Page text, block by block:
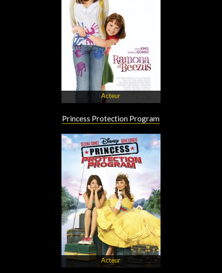
Acteur
Princess Protection Program
Acteur